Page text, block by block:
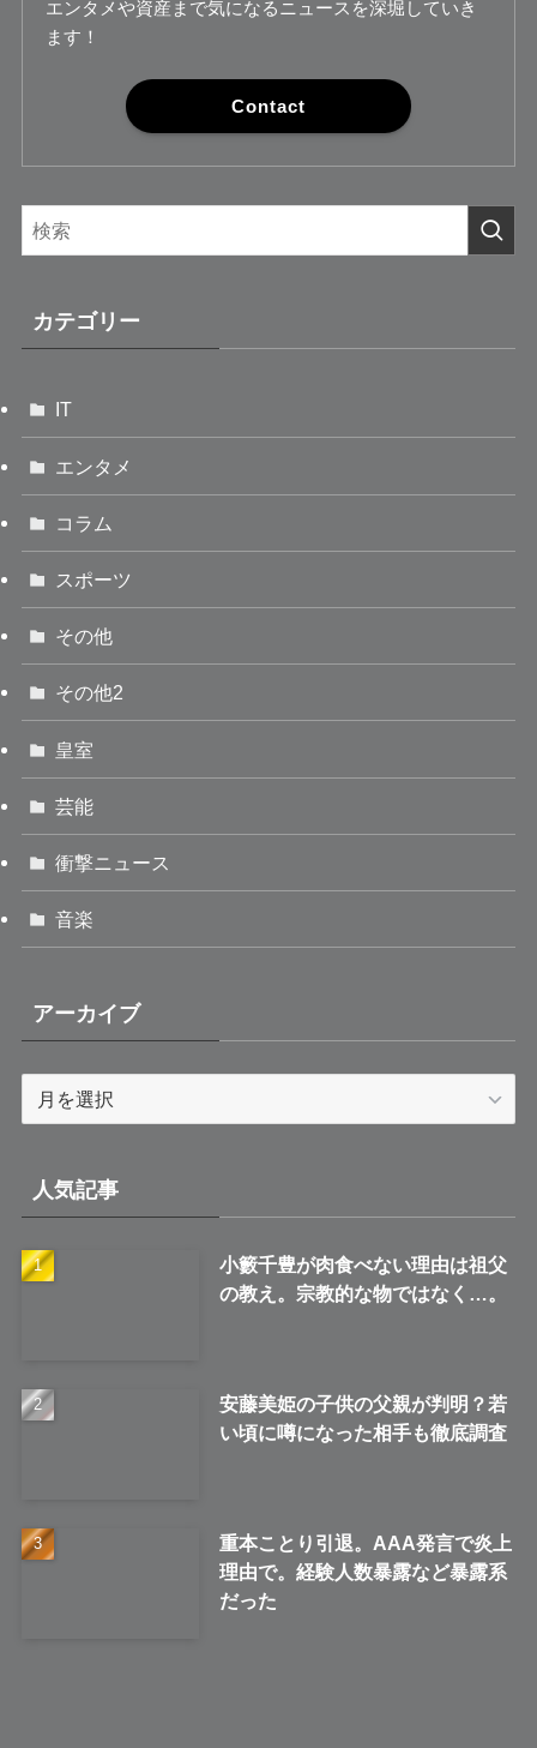
エンタメや資産まで気になるニュースを深堀していき
ます！
Contact
カテゴリー
IT
エンタメ
コラム
スポーツ
その他
その他2
皇室
芸能
衝撃ニュース
音楽
アーカイブ
ブ
人気記事
小籔千豊が肉食べない理由は祖父
の教え。宗教的な物ではなく…。
安藤美姫の子供の父親が判明？若
い頃に噂になった相手も徹底調査
重本ことり引退。AAA発言で炎上
理由で。経験人数暴露など暴露系
だった